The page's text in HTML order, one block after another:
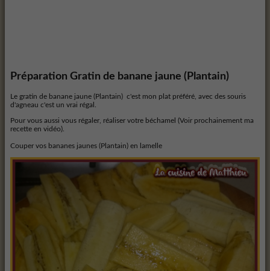
Préparation Gratin de banane jaune (Plantain)
Le gratin de banane jaune (Plantain) c'est mon plat préféré, avec des souris
d'agneau c'est un vrai régal.
Pour vous aussi vous régaler, réaliser votre béchamel (Voir prochainement ma
recette en vidéo).
Couper vos bananes jaunes (Plantain) en lamelle